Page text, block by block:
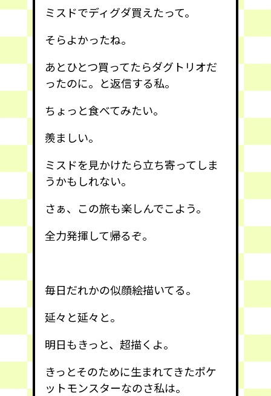
ミスドでディグダ買えたって。
そらよかったね。
あとひとつ買ってたらダグトリオだ
ったのに。と返信する私。
ちょっと食べてみたい。
羨ましい。
ミスドを見かけたら立ち寄ってしま
うかもしれない。
さぁ、この旅も楽しんでこよう。
全力発揮して帰るぞ。
毎日だれかの似顔絵描いてる。
延々と延々と。
明日もきっと、超描くよ。
きっとそのために生まれてきたポケ
ットモンスターなのさ私は。